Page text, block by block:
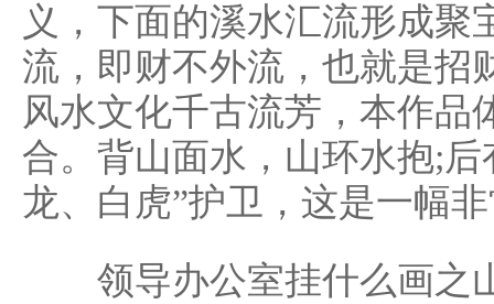
义，下面的溪水汇流形成
流，即财不外流，也就是招
风水文化千古流芳，本作品
合。背山面水，山环水抱;
龙、白虎”护卫，这是一幅
领导办公室挂什么画之